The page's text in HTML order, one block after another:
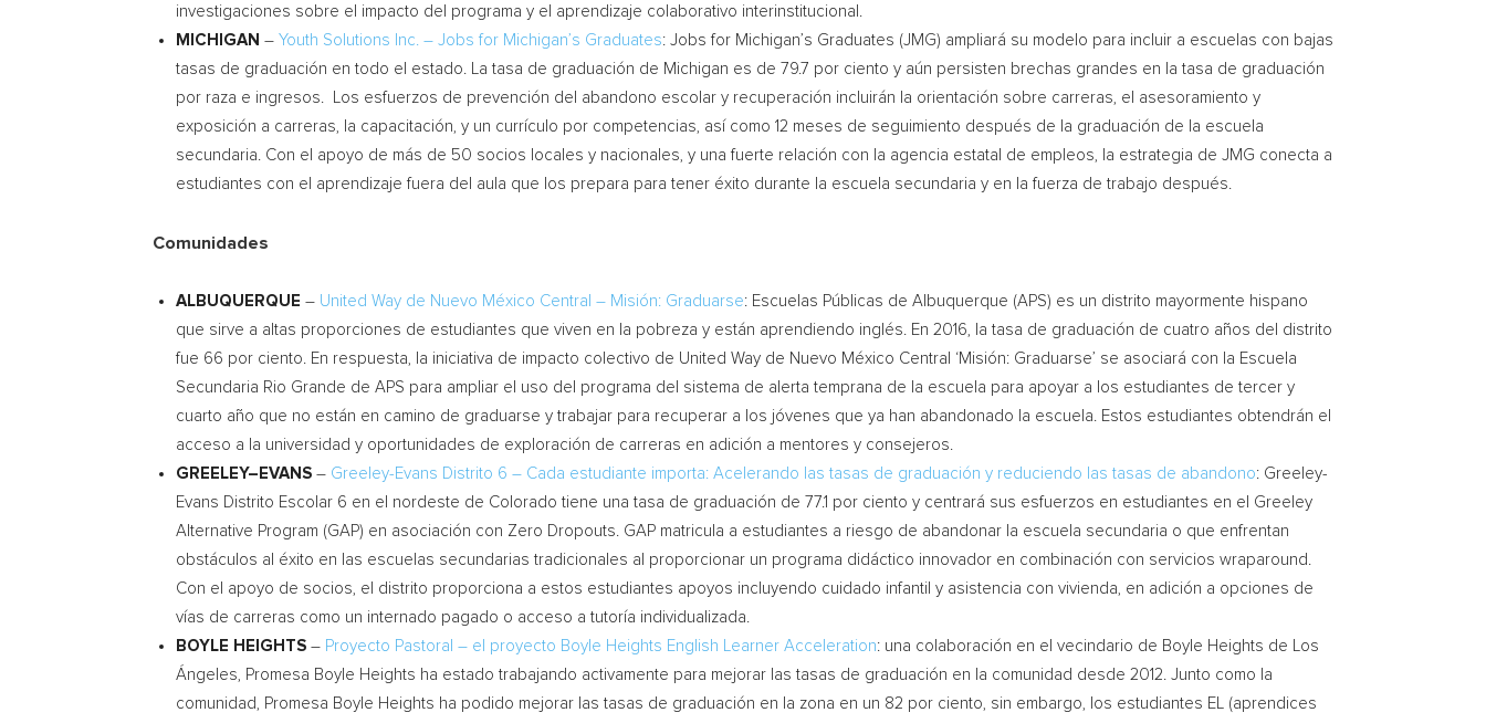
investigaciones sobre el impacto del programa y el aprendizaje colaborativo interinstitucional.
MICHIGAN – Youth Solutions Inc. – Jobs for Michigan’s Graduates: Jobs for Michigan’s Graduates (JMG) ampliará su modelo para incluir a escuelas con bajas
tasas de graduación en todo el estado. La tasa de graduación de Michigan es de 79.7 por ciento y aún persisten brechas grandes en la tasa de graduación
por raza e ingresos. Los esfuerzos de prevención del abandono escolar y recuperación incluirán la orientación sobre carreras, el asesoramiento y
exposición a carreras, la capacitación, y un currículo por competencias, así como 12 meses de seguimiento después de la graduación de la escuela
secundaria. Con el apoyo de más de 50 socios locales y nacionales, y una fuerte relación con la agencia estatal de empleos, la estrategia de JMG conecta a
estudiantes con el aprendizaje fuera del aula que los prepara para tener éxito durante la escuela secundaria y en la fuerza de trabajo después.
Comunidades
ALBUQUERQUE – United Way de Nuevo México Central – Misión: Graduarse: Escuelas Públicas de Albuquerque (APS) es un distrito mayormente hispano
que sirve a altas proporciones de estudiantes que viven en la pobreza y están aprendiendo inglés. En 2016, la tasa de graduación de cuatro años del distrito
fue 66 por ciento. En respuesta, la iniciativa de impacto colectivo de United Way de Nuevo México Central ‘Misión: Graduarse’ se asociará con la Escuela
Secundaria Rio Grande de APS para ampliar el uso del programa del sistema de alerta temprana de la escuela para apoyar a los estudiantes de tercer y
cuarto año que no están en camino de graduarse y trabajar para recuperar a los jóvenes que ya han abandonado la escuela. Estos estudiantes obtendrán el
acceso a la universidad y oportunidades de exploración de carreras en adición a mentores y consejeros.
GREELEY– EVANS – Greeley-Evans Distrito 6 – Cada estudiante importa: Acelerando las tasas de graduación y reduciendo las tasas de abandono: Greeley-
Evans Distrito Escolar 6 en el nordeste de Colorado tiene una tasa de graduación de 77.1 por ciento y centrará sus esfuerzos en estudiantes en el Greeley
Alternative Program (GAP) en asociación con Zero Dropouts. GAP matricula a estudiantes a riesgo de abandonar la escuela secundaria o que enfrentan
obstáculos al éxito en las escuelas secundarias tradicionales al proporcionar un programa didáctico innovador en combinación con servicios wraparound.
Con el apoyo de socios, el distrito proporciona a estos estudiantes apoyos incluyendo cuidado infantil y asistencia con vivienda, en adición a opciones de
vías de carreras como un internado pagado o acceso a tutoría individualizada.
BOYLE HEIGHTS – Proyecto Pastoral – el proyecto Boyle Heights English Learner Acceleration: una colaboración en el vecindario de Boyle Heights de Los
Ángeles, Promesa Boyle Heights ha estado trabajando activamente para mejorar las tasas de graduación en la comunidad desde 2012. Junto como la
comunidad, Promesa Boyle Heights ha podido mejorar las tasas de graduación en la zona en un 82 por ciento, sin embargo, los estudiantes EL (aprendices